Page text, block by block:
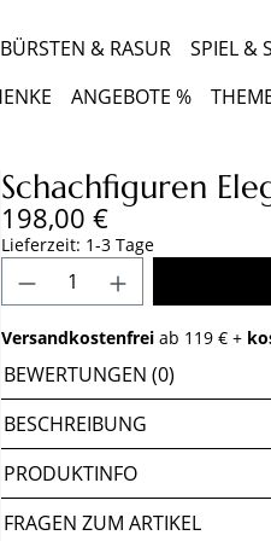
BÜRSTEN & RASUR
SPIEL &
ANGEBOTE %
Schachfiguren
Regulärer Preis:
198,00 €
Lieferzeit: 1-3 Tage
Produkt Anzahl:
Versandkostenfrei ab 119 € +
BEWERTUNGEN (0)
BESCHREIBUNG
PRODUKTINFO
FRAGEN ZUM ARTIKEL